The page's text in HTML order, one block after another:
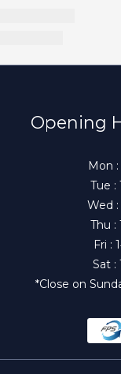
Opening
Mon
Tue :
Wed
Thu :
Fri :
Sat :
*Close on